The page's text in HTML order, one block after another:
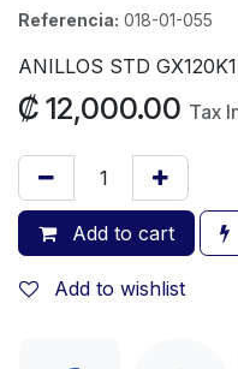
Referencia: 018-01-055
ANILLOS STD
₡ 12,000.00 Tax
Add to cart
Add to wishlist